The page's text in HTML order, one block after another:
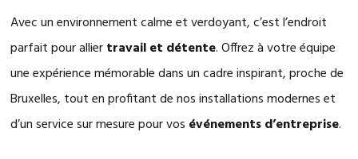
Avec un environnement calme et verdoyant, c’est l’endroit
parfait pour alliertravail et détente. Offrez à votre équipe
une expérience mémorable dans un cadre inspirant, proche de
Bruxelles, tout en profitant de nos installations modernes et
d’un service sur mesure pour vos événements d’entreprise.